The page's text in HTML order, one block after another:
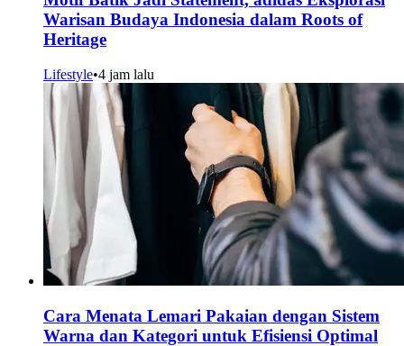
Warisan Budaya Indonesia dalam Roots of
Heritage
Lifestyle•4 jam lalu
Cara Menata Lemari Pakaian dengan Sistem
Warna dan Kategori untuk Efisiensi Optimal